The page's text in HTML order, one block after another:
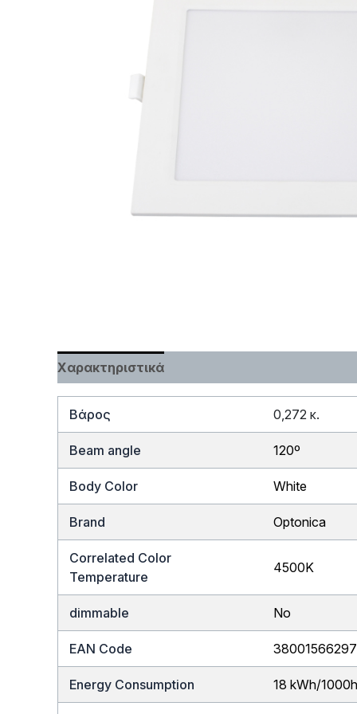
Χαρακτηριστικά
Βάρος 0,272 κ.
Beam angle 120º
Body Color White
Brand Optonica
Correlated Color
Temperature
4500K
dimmable No
EAN Code
Energy Consumption 18 kWh/1000h